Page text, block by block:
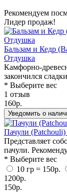
Рекомендуем
Лидер продаж!
Бальзам и Кедр
Отдушка
Камфорно-
закончился
* Выберите вес
1 отзыв
160р.
Уведомить о
Пачули
Представляет
пачули.
* Выберите вес
10 гр = 150р.
1200р.
150р.